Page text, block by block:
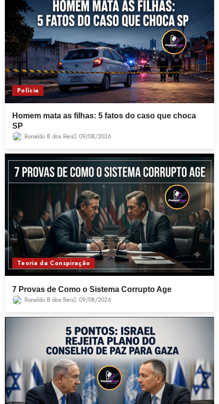
Polícia
Homem mata as filhas: 5 fatos do caso que choca
SP
Ronaldo B dos Reis 09/08/2026
Teoria da Conspiração
7 Provas de Como o Sistema Corrupto Age
Ronaldo B dos Reis 09/08/2026